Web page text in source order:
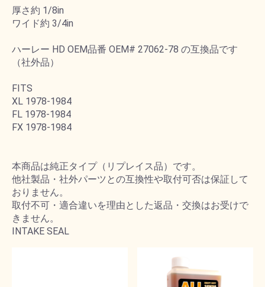
厚さ約 1/8in
ワイド約 3/4in
ハーレー HD OEM品番 OEM# 27062-78 の互換品です
（社外品）
FITS
XL 1978-1984
FL 1978-1984
FX 1978-1984
本商品は純正タイプ（リプレイス品）です。
他社製品・社外パーツとの互換性や取付可否は保証して
おりません。
取付不可・適合違いを理由とした返品・交換はお受けで
きません。
INTAKE SEAL